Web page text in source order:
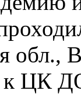
обл.,
к ЦК